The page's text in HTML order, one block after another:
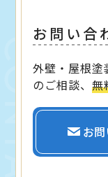
お問い合
外壁・屋根
のご相談、無
お